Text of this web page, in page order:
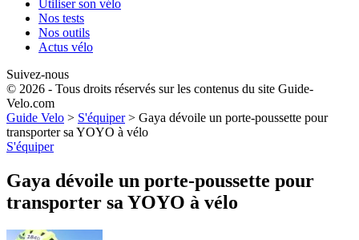
Utiliser son vélo
Nos tests
Nos outils
Actus vélo
Suivez-nous
© 2026 - Tous droits réservés sur les contenus du site Guide-
Velo.com
Guide Velo > S'équiper> Gaya dévoile un porte-poussette pour
transporter sa YOYO à vélo
S'équiper
Gaya dévoile un porte-poussette pour
transporter sa YOYO à vélo